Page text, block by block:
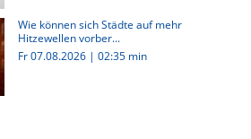
Wie können sich Städte auf mehr
Hitzewellen vorber...
Fr 07.08.2026 | 02:35 min